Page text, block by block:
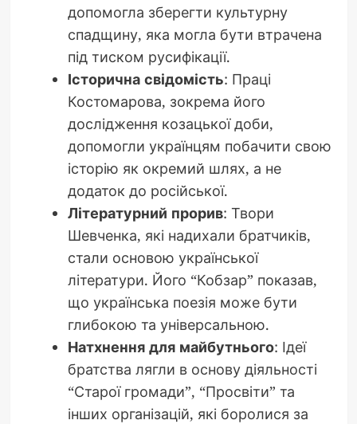
допомогла зберегти культурну
спадщину, яка могла бути втрачена
під тиском русифікації.
Історична свідомість: Праці
Костомарова, зокрема його
дослідження козацької доби,
допомогли українцям побачити свою
історію як окремий шлях, а не
додаток до російської.
Літературний прорив: Твори
Шевченка, які надихали братчиків,
стали основою української
літератури. Його “Кобзар” показав,
що українська поезія може бути
глибокою та універсальною.
Натхнення для майбутнього: Ідеї
братства лягли в основу діяльності
“Старої громади”, “Просвіти” та
інших організацій, які боролися за